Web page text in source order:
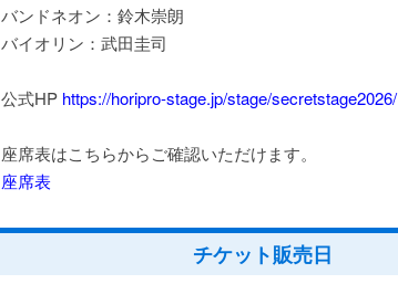
バンドネオン：鈴木崇朗
バイオリン：武田圭司
公式HP https://horipro-stage.jp/stage/secretstage2026/
座席表はこちらからご確認いただけます。
座席表
チケット販売日